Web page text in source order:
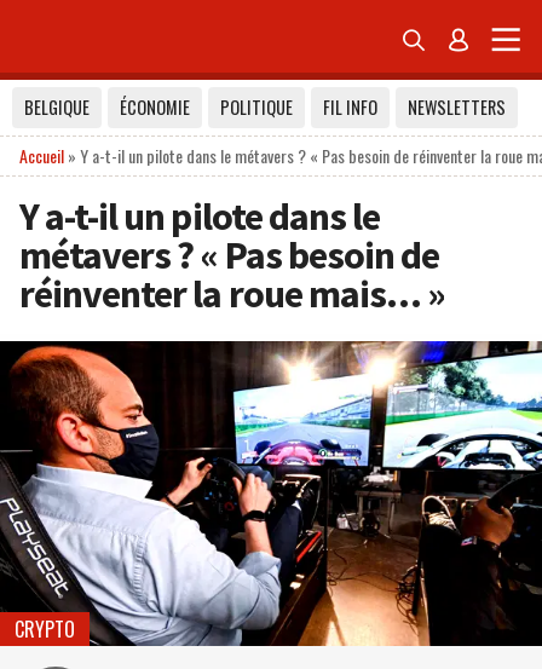
 
BELGIQUE ÉCONOMIE POLITIQUE FIL INFO
NEWSLETTERS
Accueil»Y a-t-il un pilote dans le métavers ? « Pas besoin de réinventer la roue
Y a-t-il un pilote dans le
métavers ? « Pas besoin de
réinventer la roue mais… »
CRYPTO